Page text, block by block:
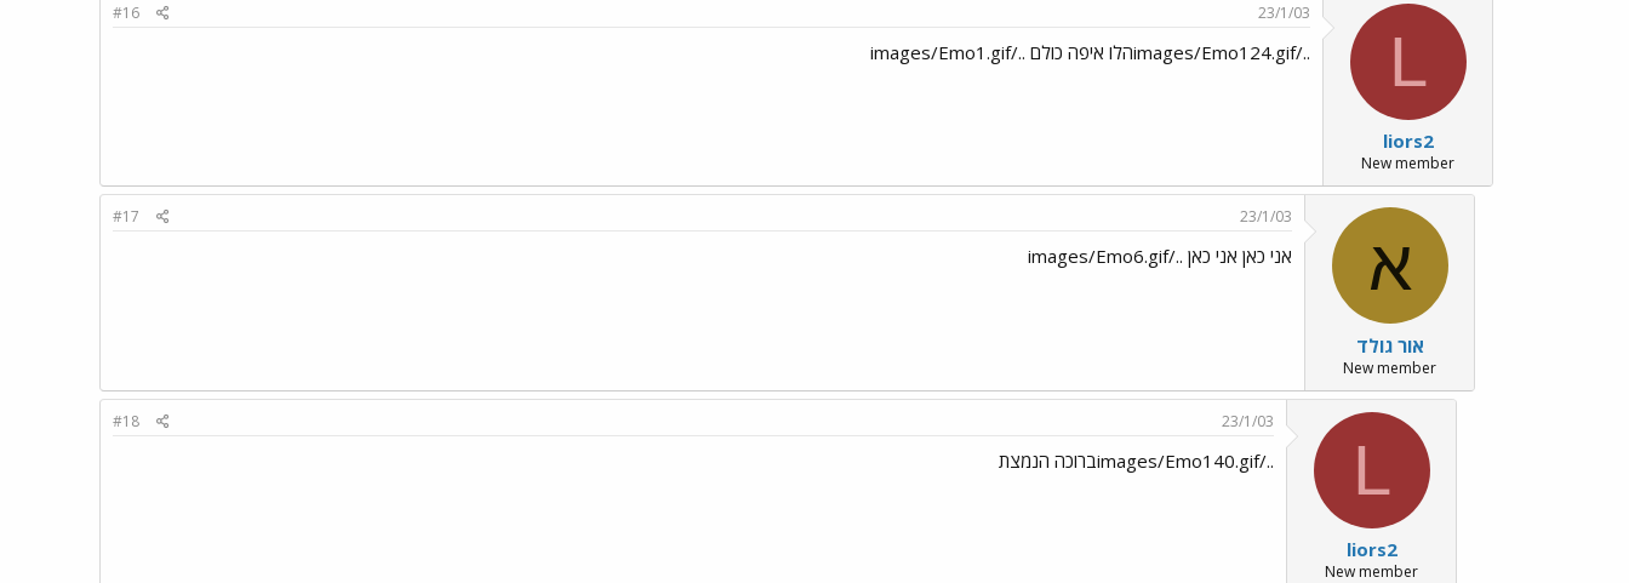
L
liors2
New member
23/1/03
#16
../images/Emo124.gifהלו איפה כולם ../images/Emo1.gif
א
אור גולד
New member
23/1/03
#17
אני כאן אני כאן ../images/Emo6.gif
L
liors2
New member
23/1/03
#18
../images/Emo140.gifברוכה הנמצת